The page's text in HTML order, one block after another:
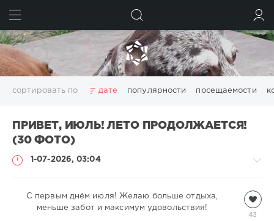
сортировать по дате популярности посещаемости
ПРИВЕТ, ИЮЛЬ! ЛЕТО ПРОДОЛЖАЕТСЯ!
(30 ФОТО)
1-07-2026, 03:04
Всякая
всячина
43
С первым днём ​​июля! Желаю больше отдыха,
меньше забот и максимум удовольствия!